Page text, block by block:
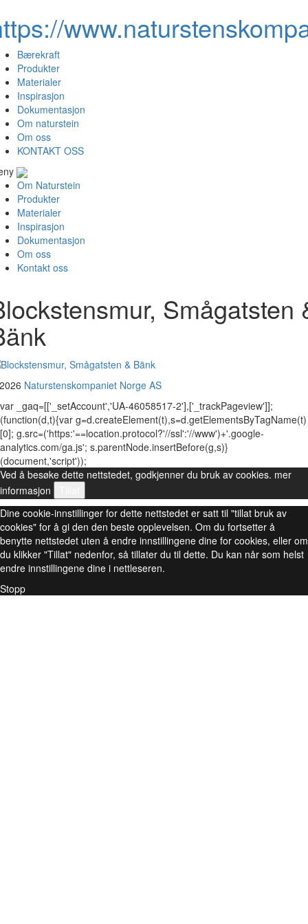
Bærekraft
Produkter
Materialer
Inspirasjon
Dokumentasjon
Om naturstein
Om oss
KONTAKT OSS
Om Naturstein
Produkter
Materialer
Inspirasjon
Dokumentasjon
Om oss
Kontakt oss
Smågatsten
Naturstenskompaniet Norge AS
var _gaq=[['_setAccount','UA-46058517-2'],['_trackPageview']];
(function(d,t){var g=d.createElement(t),s=d.getElementsByTagName(t)
[0]; g.src=('https:'==location.protocol?'//ssl':'//www')+'.google-
analytics.com/ga.js'; s.parentNode.insertBefore(g,s)}
(document,'script'));
Ved å besøke dette nettstedet, godkjenner du bruk av cookies. mer
informasjon
Dine cookie-innstillinger for dette nettstedet er satt til "tillat bruk av
cookies" for å gi den den beste opplevelsen. Om du fortsetter å
benytte nettstedet uten å endre innstillingene dine for cookies, eller om
du klikker "Tillat" nedenfor, så tillater du til dette. Du kan når som helst
endre innstillingene dine i nettleseren.
Stopp